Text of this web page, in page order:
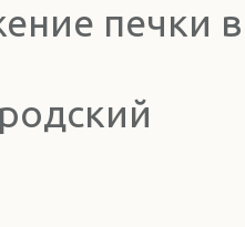
печки